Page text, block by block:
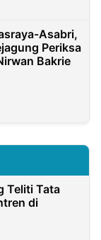
Asabri,
Periksa
Bakrie
Teliti Tata
di